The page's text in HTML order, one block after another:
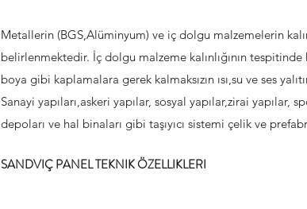
Metallerin (BGS,Alüminyum) ve iç dolgu malzemelerin
belirlenmektedir. İç dolgu malzeme kalınlığının
boya gibi kaplamalara gerek kalmaksızın ısı,su ve ses
Sanayi yapıları,askeri yapılar, sosyal yapılar,zirai
depoları ve hal binaları gibi taşıyıcı sistemi çelik ve
SANDVIÇ PANEL TEKNIK ÖZELLIKLERI